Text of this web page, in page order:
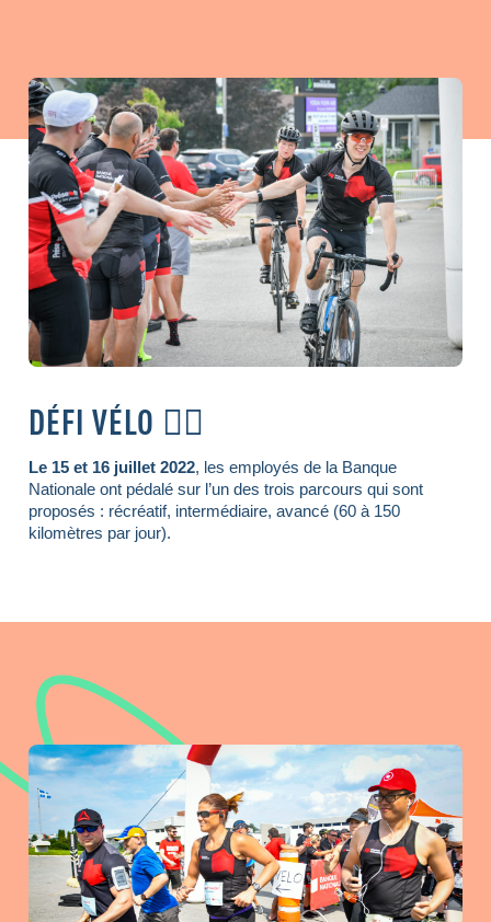
DÉFI VÉLO 🚴‍♂
Le 15 et 16 juillet 2022, les employés de la Banque
Nationale ont pédalé sur l’un des trois parcours qui sont
proposés : récréatif, intermédiaire, avancé (60 à 150
kilomètres par jour).